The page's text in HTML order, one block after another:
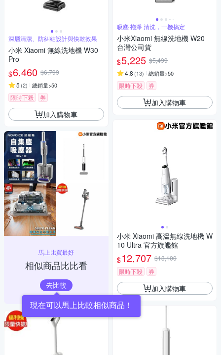
深層清潔、防糾結設計與快乾效果
小米 Xiaomi 無線洗地機 W30
Pro
$6,460 $6,799
5 (2) 總銷量>50
限時下殺 券
加入購物車
馬上比買最好
相似商品比比看
去比較
現在可以馬上比較相似商品！
吸塵 拖淨 清洗，一機搞定
小米Xiaomi 無線洗地機 W20
台灣公司貨
$5,225 $5,499
4.8 (13) 總銷量>50
限時下殺 券
加入購物車
小米 Xiaomi 高溫無線洗地機 W
10 Ultra 官方旗艦館
$12,707 $13,100
限時下殺
券
加入購物車